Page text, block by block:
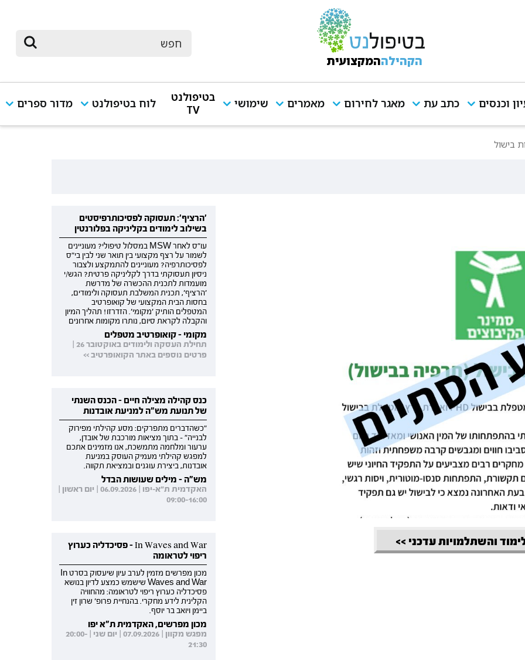
הקהילההמקצועית
וכנסים כתב עת מאגר לחירום מאמרים שימושי
בטיפולנט
TV
לוח בטיפולנט מדור ספרים
בישול
והשתלמויות עדכני >>
'הרציף': תעסוקה לפסיכותרפיסטים
בשילוב לימודים בקליניקה בפלורנטין
עו"ס לאחר MSW במסלול טיפולי? מעוניינים
לשמור על רצף מקצועי בין תואר שני לבין בי"ס
לפסיכותרפיה? מעוניינים להתמקצע ולצבור
ניסיון תעסוקתי בדרך לקליניקה פרטית? הגש/י
מועמדות לתכנית ההכשרה של מדרשת
'הרציף', תכנית המשלבת תעסוקה ולימודים,
בחסות הבית המקצועי של קואופרטיב
המטפלים הותיק 'מקומי'. הזדרזו! תהליך המיון
והקבלה לקראת סיום, נותרו מקומות אחרונים
מקומי - קואופרטיב מטפלים
תחילת העסקה ולימודים באוקטובר 26 |
פרטים נוספים באתר הקואופרטיב >>
כנס קהילה מצילה חיים - הכנס השנתי
של תנועת מש"ה למניעת אובדנות
"כשהדברים מתפרקים: מסע קהילתי מפירוק
לבנייה" - בתוך מציאות מורכבת של אובדן,
ערעור ומלחמה מתמשכת, אנו מזמינים אתכם
למפגש קהילתי מעמיק העוסק במניעת
אובדנות, ביצירת עוגנים ובמציאת תקווה.
מש"ה - מילים שעושות הבדל
האקדמית ת"א-יפו | 06.09.2026 | יום ראשון |
09:00-16:00
In Waves and War - פסיכדליה כערוץ
ריפוי לטראומה
מכון מפרשים מזמין לערב עיון שיעסוק בסרט In
Waves and War שישמש כמצע לדיון בנושא
פסיכדליה כערוץ ריפוי לטראומה: מהחוויה
הקלינית לידע מחקרי. בהנחיית פרופ' שרון זין
ביימן ויואב בר יוסף.
מכון מפרשים, האקדמית ת"א יפו
מפגש מקוון | 07.09.2026 | יום שני | 20:00-
21:30